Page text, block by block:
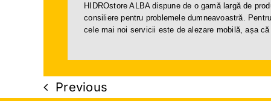
HIDROstore ALBA dispune de o gamă largă de
consiliere pentru problemele dumneavoastră.
cele mai noi servicii este de alezare mobilă, așa
Previous